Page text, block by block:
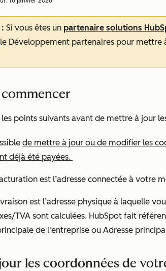
Si vous êtes un partenaire solutions
Développement partenaires pour mettre
points suivants avant de mettre à jour
de mettre à jour ou de modifier les
déjà été payées.
est l’adresse connectée à votre
est l’adresse physique à laquelle
TVA sont calculées. HubSpot fait
de l'entreprise ou Adresse
les coordonnées de